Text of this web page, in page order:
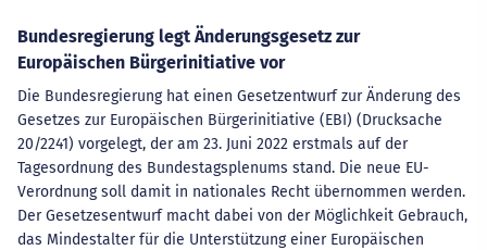
Bundesregierung legt Änderungsgesetz zur
Europäischen Bürgerinitiative vor
Die Bundesregierung hat einen Gesetzentwurf zur Änderung des
Gesetzes zur Europäischen Bürgerinitiative (EBI) (Drucksache
20/2241) vorgelegt, der am 23. Juni 2022 erstmals auf der
Tagesordnung des Bundestagsplenums stand. Die neue EU-
Verordnung soll damit in nationales Recht übernommen werden.
Der Gesetzesentwurf macht dabei von der Möglichkeit Gebrauch,
das Mindestalter für die Unterstützung einer Europäischen